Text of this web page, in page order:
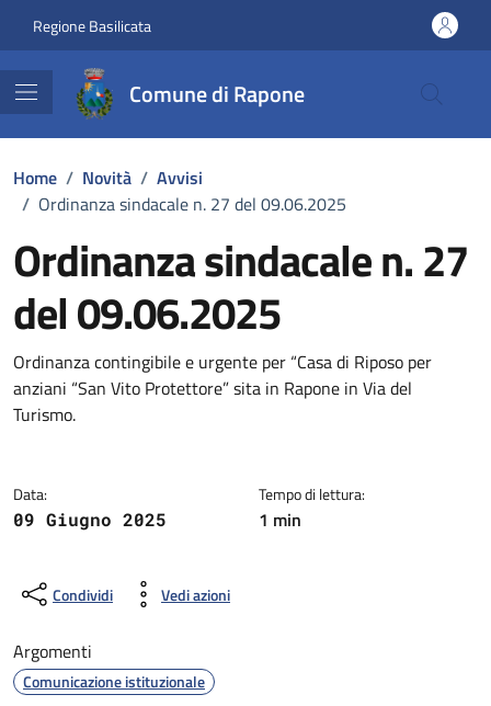
Regione Basilicata
Comune di Rapone
Home / Novità / Avvisi
/ Ordinanza sindacale n. 27 del 09.06.2025
Ordinanza sindacale n. 27
del 09.06.2025
Dettagli della notizia
Ordinanza contingibile e urgente per “Casa di Riposo per
anziani “San Vito Protettore” sita in Rapone in Via del
Turismo.
Data:
09 Giugno 2025
Tempo di lettura:
1 min
Condividi Vedi azioni
Argomenti
Comunicazione istituzionale